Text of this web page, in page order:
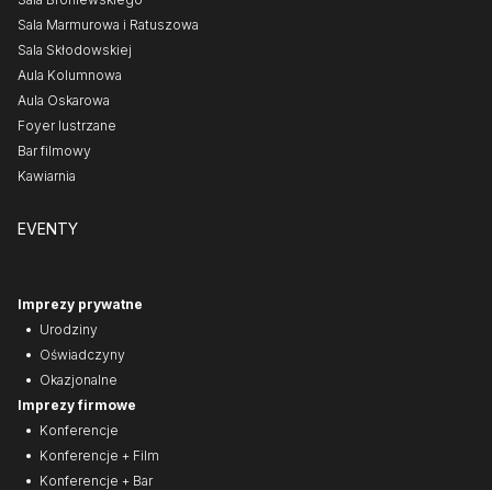
Sala Marmurowa i Ratuszowa
Sala Skłodowskiej
Aula Kolumnowa
Aula Oskarowa
Foyer lustrzane
Bar filmowy
Kawiarnia
EVENTY
Imprezy prywatne
Urodziny
Oświadczyny
Okazjonalne
Imprezy firmowe
Konferencje
Konferencje + Film
Konferencje + Bar